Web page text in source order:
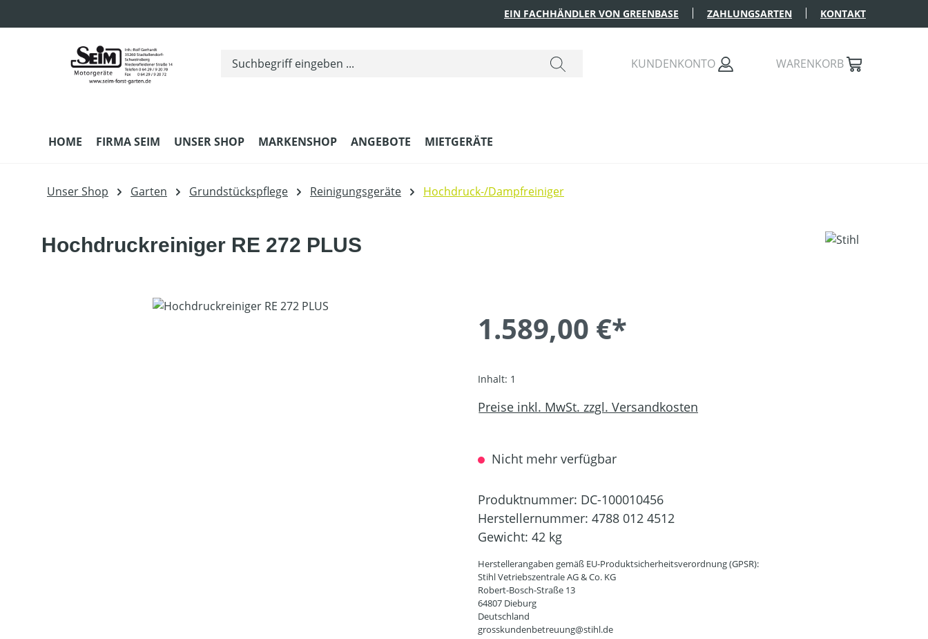
EIN FACHHÄNDLER VON GREENBASE ZAHLUNGSARTEN KONTAKT
KUNDENKONTO WARENKORB
HOME FIRMA SEIM UNSER SHOP MARKENSHOP ANGEBOTE MIETGERÄTE
Unser Shop Garten Grundstückspflege Reinigungsgeräte Hochdruck-/Dampfreiniger
Hochdruckreiniger RE 272 PLUS
Bildergalerie überspringen
1.589,00 €*
Inhalt: 1
Preise inkl. MwSt. zzgl. Versandkosten
Nicht mehr verfügbar
Produktnummer: DC-100010456
Herstellernummer: 4788 012 4512
Gewicht: 42 kg
Herstellerangaben gemäß EU-Produktsicherheitsverordnung (GPSR):
Stihl Vetriebszentrale AG & Co. KG
Robert-Bosch-Straße 13
64807 Dieburg
Deutschland
grosskundenbetreuung@stihl.de